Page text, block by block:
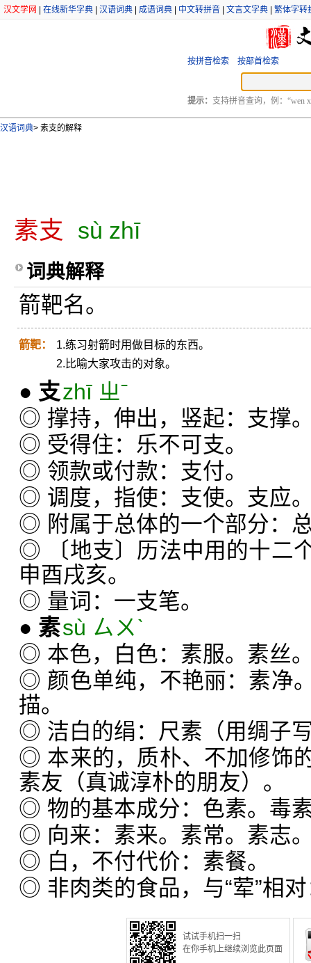
汉文学网 在线新华字典 汉语词典 成语词典 中文转拼音 文言文字典 繁体字转
按拼音检索 按部首检索
提示： 支持拼音查询，例：“wen
汉语词典> 素支的解释
素支 sù zhī
词典解释
箭靶名。
箭靶：
1.练习射箭时用做目标的东西。
2.比喻大家攻击的对象。
● 支zhī ㄓˉ
◎ 撑持，伸出，竖起：支撑
◎ 受得住：乐不可支。
◎ 领款或付款：支付。
◎ 调度，指使：支使。支应
◎ 附属于总体的一个部分：
◎ 〔地支〕历法中用的十二
申酉戌亥。
◎ 量词：一支笔。
● 素sù ㄙㄨˋ
◎ 本色，白色：素服。素丝
◎ 颜色单纯，不艳丽：素净
描。
◎ 洁白的绢：尺素（用绸子
◎ 本来的，质朴、不加修饰
素友（真诚淳朴的朋友）。
◎ 物的基本成分：色素。毒
◎ 向来：素来。素常。素志
◎ 白，不付代价：素餐。
◎ 非肉类的食品，与“荤”相
试试手机扫一扫
在你手机上继续浏览此页面